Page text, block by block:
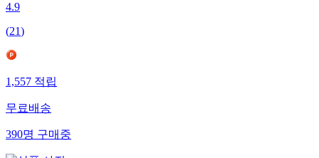
4.9
(21)
1,557 적립
무료배송
390명 구매중